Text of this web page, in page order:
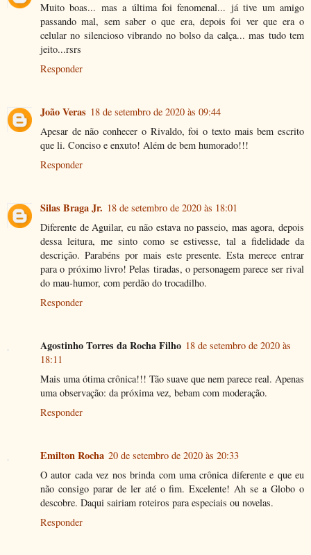
Muito boas... mas a última foi fenomenal... já tive um amigo
passando mal, sem saber o que era, depois foi ver que era o
celular no silencioso vibrando no bolso da calça... mas tudo tem
jeito...rsrs
Responder
João Veras 18 de setembro de 2020 às 09:44
Apesar de não conhecer o Rivaldo, foi o texto mais bem escrito
que li. Conciso e enxuto! Além de bem humorado!!!
Responder
Silas Braga Jr. 18 de setembro de 2020 às 18:01
Diferente de Aguilar, eu não estava no passeio, mas agora, depois
dessa leitura, me sinto como se estivesse, tal a fidelidade da
descrição. Parabéns por mais este presente. Esta merece entrar
para o próximo livro! Pelas tiradas, o personagem parece ser rival
do mau-humor, com perdão do trocadilho.
Responder
Agostinho Torres da Rocha Filho 18 de setembro de 2020 às
18:11
Mais uma ótima crônica!!! Tão suave que nem parece real. Apenas
uma observação: da próxima vez, bebam com moderação.
Responder
Emilton Rocha 20 de setembro de 2020 às 20:33
O autor cada vez nos brinda com uma crônica diferente e que eu
não consigo parar de ler até o fim. Excelente! Ah se a Globo o
descobre. Daqui sairiam roteiros para especiais ou novelas.
Responder